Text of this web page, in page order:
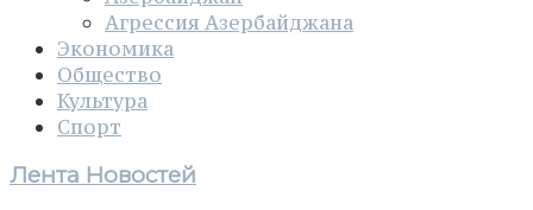
Агрессия Азербайджана
Экономика
Общество
Культура
Спорт
Лента Новостей